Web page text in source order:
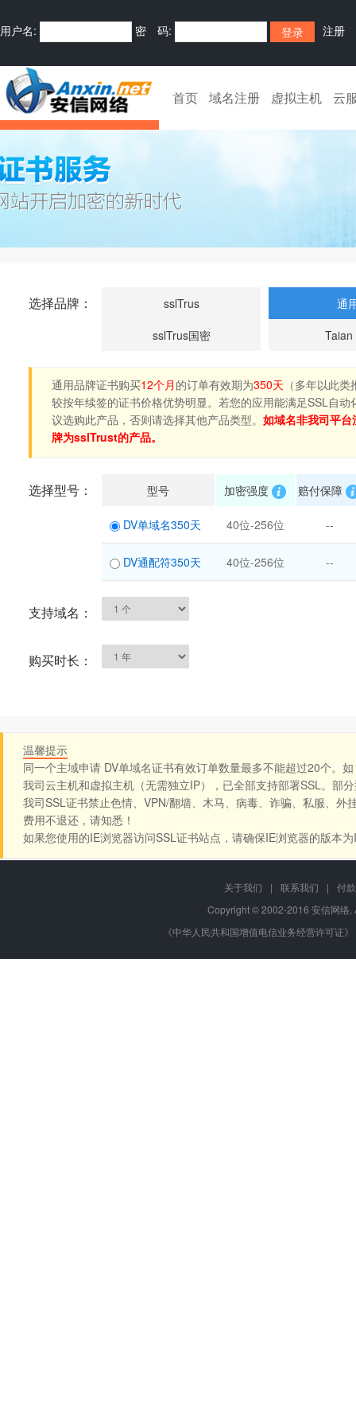
用户名: 密 码: 注册
首页 域名注册 虚拟主机 云
选择品牌： sslTrus
通
sslTrus国密
Taian
通用品牌证书购买12个月 的订单有效期为350天 （多年以此
较按年续签的证书价格优势明显。若您的应用能满足SSL自
议选购此产品，否则请选择其他产品类型。 如域名非我司平
牌为sslTrust的产品。
选择型号： 型号 加密强度 赔付保障
DV单域名350天 40位-256位 --
DV通配符350天 40位-256位 --
支持域名：
购买时长：
温馨提示
同一个主域申请 DV单域名证书有效订单数量最多不能超过20个。
我司云主机和虚拟主机（无需独立IP），已全部支持部署SSL。部
我司SSL证书禁止色情、VPN/翻墙、木马、病毒、诈骗、私服、
费用不退还，请知悉！
如果您使用的IE浏览器访问SSL证书站点，请确保IE浏览器的版本
关于我们 | 联系我们 |
付
Copyright © 2002-2016 安信网
《中华人民共和国增值电信业务经营许可